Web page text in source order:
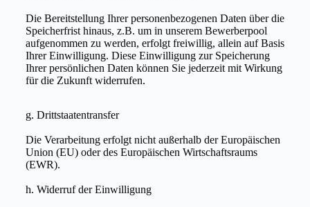
Die Bereitstellung Ihrer personenbezogenen Daten über die
Speicherfrist hinaus, z.B. um in unserem Bewerberpool
aufgenommen zu werden, erfolgt freiwillig, allein auf Basis
Ihrer Einwilligung. Diese Einwilligung zur Speicherung
Ihrer persönlichen Daten können Sie jederzeit mit Wirkung
für die Zukunft widerrufen.
g. Drittstaatentransfer
Die Verarbeitung erfolgt nicht außerhalb der Europäischen
Union (EU) oder des Europäischen Wirtschaftsraums
(EWR).
h. Widerruf der Einwilligung